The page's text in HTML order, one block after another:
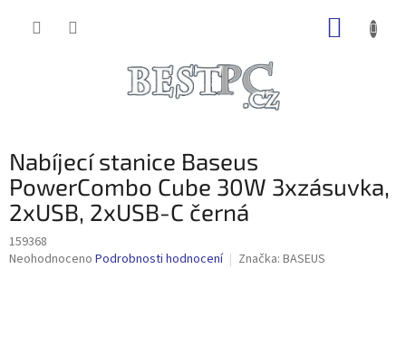
Nabíjecí stanice Baseus
PowerCombo Cube 30W 3xzásuvka,
2xUSB, 2xUSB-C černá
159368
Průměrné
Neohodnoceno Podrobnosti hodnocení Značka: BASEUS